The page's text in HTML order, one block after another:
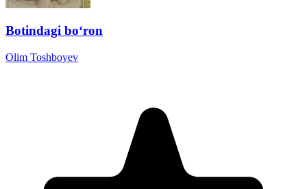
Botindagi bo‘ron
Olim Toshboyev